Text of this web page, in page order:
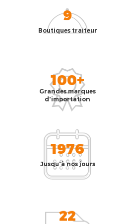
9
Boutiques traiteur
100+
Grandes marques
d'importation
1976
Jusqu'à nos jours
22